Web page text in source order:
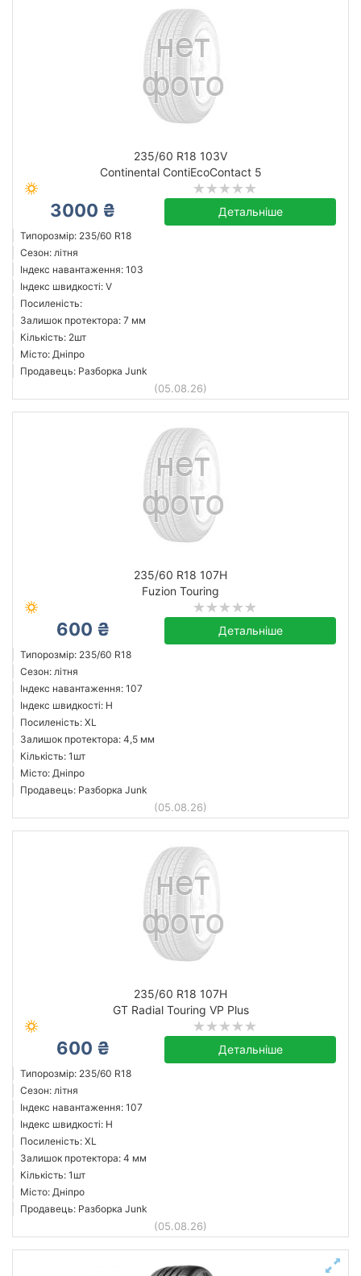
235/60 R18 103V
Continental ContiEcoContact 5
3000 ₴ Детальніше
Типорозмір: 235/60 R18
Сезон: літня
Індекс навантаження: 103
Індекс швидкості: V
Посиленість:
Залишок протектора: 7 мм
Кількість: 2шт
Місто: Дніпро
Продавець: Разборка Junk
(05.08.26)
235/60 R18 107H
Fuzion Touring
600 ₴ Детальніше
Типорозмір: 235/60 R18
Сезон: літня
Індекс навантаження: 107
Індекс швидкості: H
Посиленість: XL
Залишок протектора: 4,5 мм
Кількість: 1шт
Місто: Дніпро
Продавець: Разборка Junk
(05.08.26)
235/60 R18 107H
GT Radial Touring VP Plus
600 ₴ Детальніше
Типорозмір: 235/60 R18
Сезон: літня
Індекс навантаження: 107
Індекс швидкості: H
Посиленість: XL
Залишок протектора: 4 мм
Кількість: 1шт
Місто: Дніпро
Продавець: Разборка Junk
(05.08.26)